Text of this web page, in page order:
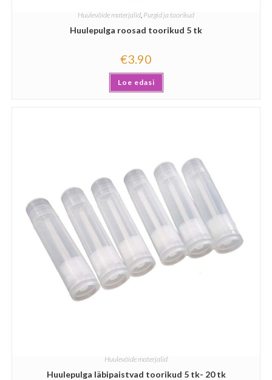
Huulevõide materjalid Purgid ja toorikud
Huulepulga roosad toorikud 5 tk
€3.90
Loe edasi
Huulevõide materjalid
Huulepulga läbipaistvad toorikud 5 tk- 20 tk